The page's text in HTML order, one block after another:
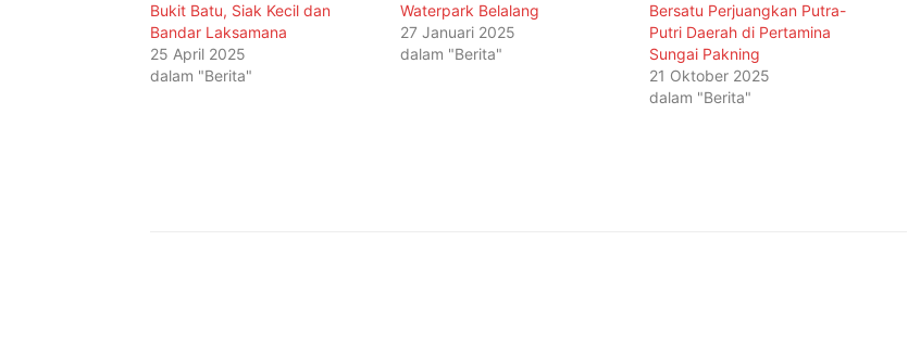
Bukit Batu, Siak Kecil dan
Bandar Laksamana
25 April 2025
dalam "Berita"
Waterpark Belalang
27 Januari 2025
dalam "Berita"
Bersatu Perjuangkan Putra-
Putri Daerah di Pertamina
Sungai Pakning
21 Oktober 2025
dalam "Berita"